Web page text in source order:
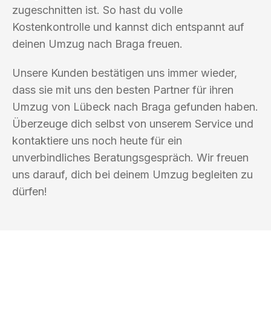
zugeschnitten ist. So hast du volle
Kostenkontrolle und kannst dich entspannt auf
deinen Umzug nach Braga freuen.
Unsere Kunden bestätigen uns immer wieder,
dass sie mit uns den besten Partner für ihren
Umzug von Lübeck nach Braga gefunden haben.
Überzeuge dich selbst von unserem Service und
kontaktiere uns noch heute für ein
unverbindliches Beratungsgespräch. Wir freuen
uns darauf, dich bei deinem Umzug begleiten zu
dürfen!